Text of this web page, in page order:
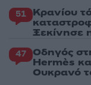
51 Κρανίου
Ξεκίνησε
47 Οδηγός
Hermès
Ουκρανό